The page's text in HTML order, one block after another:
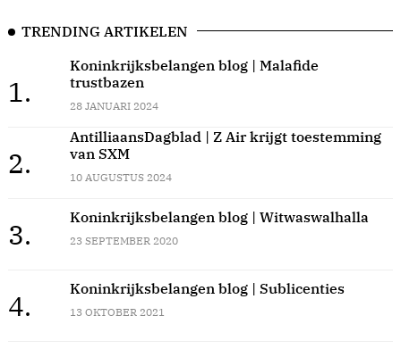
TRENDING ARTIKELEN
1.
Koninkrijksbelangen blog | Malafide
trustbazen
28 JANUARI 2024
2.
AntilliaansDagblad | Z Air krijgt toestemming
van SXM
10 AUGUSTUS 2024
3.
Koninkrijksbelangen blog | Witwaswalhalla
23 SEPTEMBER 2020
4.
Koninkrijksbelangen blog | Sublicenties
13 OKTOBER 2021